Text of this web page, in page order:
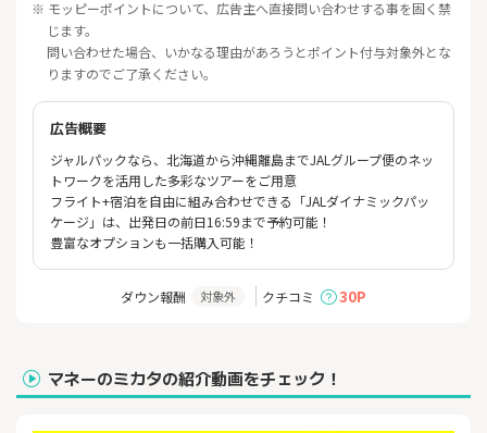
※ モッピーポイントについて、広告主へ直接問い合わせする事を固く禁
じます。
問い合わせた場合、いかなる理由があろうとポイント付与対象外とな
りますのでご了承ください。
広告概要
ジャルパックなら、 北海道から沖縄離島までJALグループ便のネッ
トワークを活用した多彩なツアーをご用意
フライト+宿泊を自由に組み合わせできる「JALダイナミックパッ
ケージ」は、出発日の前日16:59まで予約可能！
豊富なオプションも一括購入可能！
ダウン報酬 対象外 クチコミ 30P
マネーのミカタの紹介動画をチェック！